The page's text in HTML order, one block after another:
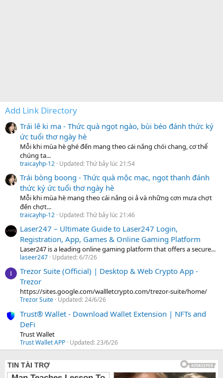
Add Link Directory
Trái lê ki ma - Thức quà ngọt ngào, bùi béo đánh thức ký
ức tuổi thơ ngày hè
Mỗi khi mùa hè ghé đến mang theo cái nắng chói chang, cơ thể
chúng ta...
traicayhp-12 Updated:Thứ bảy lúc 21:54
Trái bòng boong - Thức quà mộc mạc, ngọt thanh đánh
thức ký ức tuổi thơ ngày hè
Mỗi khi mùa hè mang theo cái nắng oi ả và những cơn mưa chợt
đến chợt...
traicayhp-12 Updated:Thứ bảy lúc 21:46
Laser247 – Ultimate Guide to Laser247 Login,
Registration, App, Games & Online Gaming Platform
Laser247 is a leading online gaming platform that offers a secure...
laseer247 Updated:6/7/26
Trezor Suite (Official) | Desktop & Web Crypto App -
Trezor
https://sites.google.com/wallletcrypto.com/trezor-suite/home/
Trezor Suite Updated:24/6/26
Trust® Wallet - Download Wallet Extension | NFTs and
DeFi
Trust Wallet
Trust Wallet APP Updated:23/6/26